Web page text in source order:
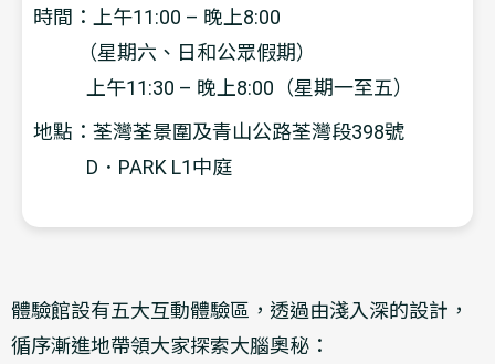
時間：上午11:00 – 晚上8:00
（星期六、日和公眾假期）
上午11:30 – 晚上8:00（星期一至五）
地點：荃灣荃景圍及青山公路荃灣段398號
D．PARK L1中庭
體驗館設有五大互動體驗區，透過由淺入深的設計，
循序漸進地帶領大家探索大腦奧秘：